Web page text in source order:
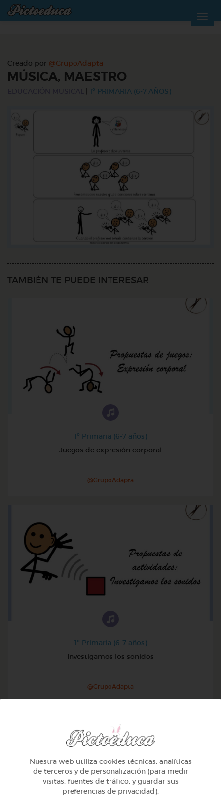
Creado por @GrupoAdapta
MÚSICA, MAESTRO
1º PRIMARIA (6-7 AÑOS)
TAMBIÉN TE PUEDE INTERESAR
1º Primaria (6-7 años)
Juegos de expresión corporal
@GrupoAdapta
1º Primaria (6-7 años)
Investigamos los sonidos
@GrupoAdapta
Nuestra web utiliza cookies técnicas, analíticas
de terceros y de personalización (para medir
visitas, fuentes de tráfico, y guardar sus
preferencias de privacidad).